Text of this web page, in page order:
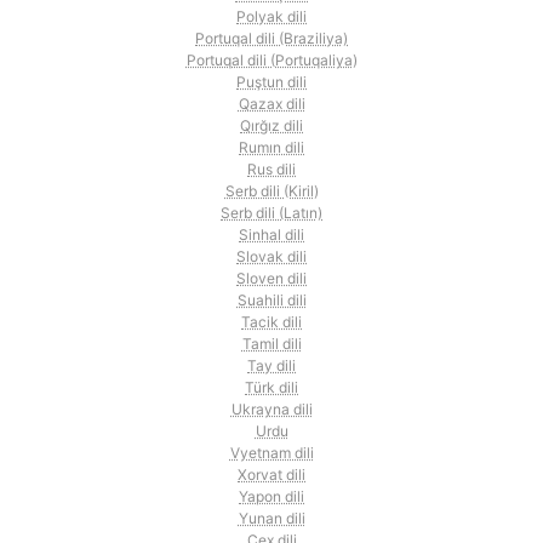
Polyak dili
Portuqal dili (Braziliya)
Portuqal dili (Portuqaliya)
Puştun dili
Qazax dili
Qırğız dili
Rumın dili
Rus dili
Serb dili (Kiril)
Serb dili (Latın)
Sinhal dili
Slovak dili
Sloven dili
Suahili dili
Tacik dili
Tamil dili
Tay dili
Türk dili
Ukrayna dili
Urdu
Vyetnam dili
Xorvat dili
Yapon dili
Yunan dili